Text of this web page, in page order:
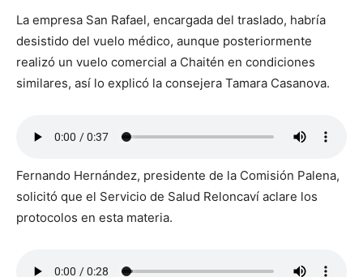
La empresa San Rafael, encargada del traslado, habría
desistido del vuelo médico, aunque posteriormente
realizó un vuelo comercial a Chaitén en condiciones
similares, así lo explicó la consejera Tamara Casanova.
Fernando Hernández, presidente de la Comisión Palena,
solicitó que el Servicio de Salud Reloncaví aclare los
protocolos en esta materia.